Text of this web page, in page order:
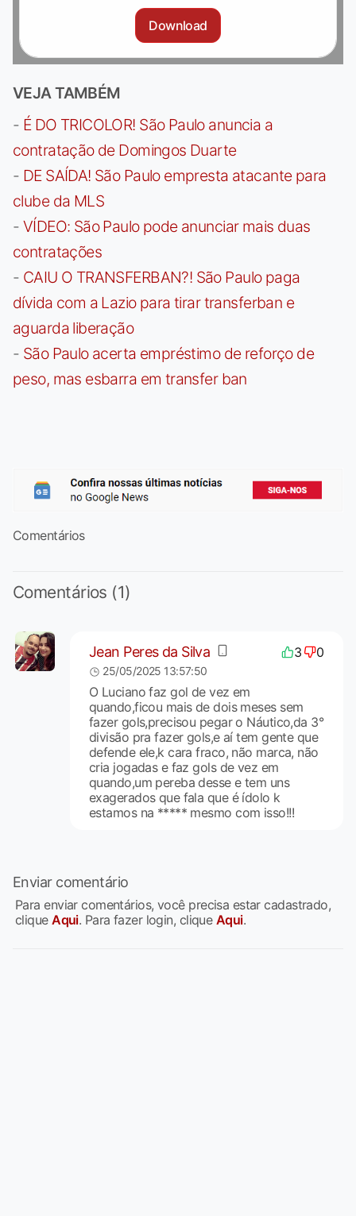
Download
VEJA TAMBÉM
- É DO TRICOLOR! São Paulo anuncia a
contratação de Domingos Duarte
- DE SAÍDA! São Paulo empresta atacante para
clube da MLS
- VÍDEO: São Paulo pode anunciar mais duas
contratações
- CAIU O TRANSFERBAN?! São Paulo paga
dívida com a Lazio para tirar transferban e
aguarda liberação
- São Paulo acerta empréstimo de reforço de
peso, mas esbarra em transfer ban
Comentários
Comentários (1)
Jean Peres da Silva 3 0
25/05/2025 13:57:50
O Luciano faz gol de vez em
quando,ficou mais de dois meses sem
fazer gols,precisou pegar o Náutico,da 3°
divisão pra fazer gols,e aí tem gente que
defende ele,k cara fraco, não marca, não
cria jogadas e faz gols de vez em
quando,um pereba desse e tem uns
exagerados que fala que é ídolo k
estamos na ***** mesmo com isso!!!
Enviar comentário
Para enviar comentários, você precisa estar cadastrado,
cliqueAqui. Para fazer login, clique Aqui.